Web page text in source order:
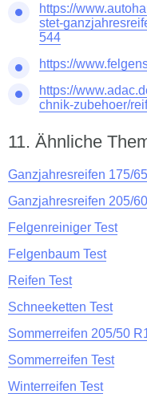
https://
stet-
544
https://
https://
chnik-zubehoer/
Ähnliche
Ganzjahresreifen 175/
Ganzjahresreifen 205/
Felgenreiniger Test
Felgenbaum Test
Reifen Test
Schneeketten Test
Sommerreifen 205/50
Sommerreifen Test
Winterreifen Test